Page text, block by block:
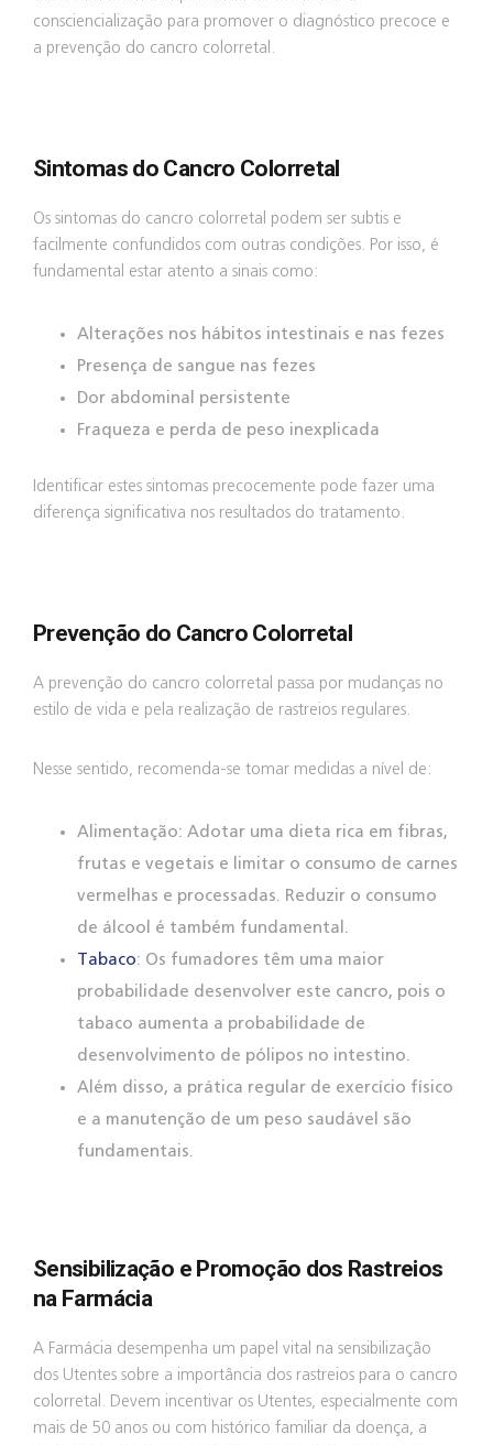
consciencialização para promover o diagnóstico precoce e
a prevenção do cancro colorretal.
Sintomas do Cancro Colorretal
Os sintomas do cancro colorretal podem ser subtis e
facilmente confundidos com outras condições. Por isso, é
fundamental estar atento a sinais como:
Alterações nos hábitos intestinais e nas fezes
Presença de sangue nas fezes
Dor abdominal persistente
Fraqueza e perda de peso inexplicada
Identificar estes sintomas precocemente pode fazer uma
diferença significativa nos resultados do tratamento.
Prevenção do Cancro Colorretal
A prevenção do cancro colorretal passa por mudanças no
estilo de vida e pela realização de rastreios regulares.
Nesse sentido, recomenda-se tomar medidas a nível de:
Alimentação: Adotar uma dieta rica em fibras,
frutas e vegetais e limitar o consumo de carnes
vermelhas e processadas. Reduzir o consumo
de álcool é também fundamental.
Tabaco: Os fumadores têm uma maior
probabilidade desenvolver este cancro, pois o
tabaco aumenta a probabilidade de
desenvolvimento de pólipos no intestino.
Além disso, a prática regular de exercício físico
e a manutenção de um peso saudável são
fundamentais.
Sensibilização e Promoção dos Rastreios
na Farmácia
A Farmácia desempenha um papel vital na sensibilização
dos Utentes sobre a importância dos rastreios para o cancro
colorretal. Devem incentivar os Utentes, especialmente com
mais de 50 anos ou com histórico familiar da doença, a